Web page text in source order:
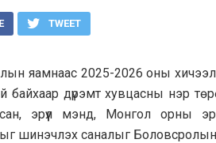
TWEET
яамнаас 2025-2026 оны
байхаар дүрэмт хувцасны нэр
эрүүл мэнд, Монгол орны
шинэчлэх саналыг Боловсролын